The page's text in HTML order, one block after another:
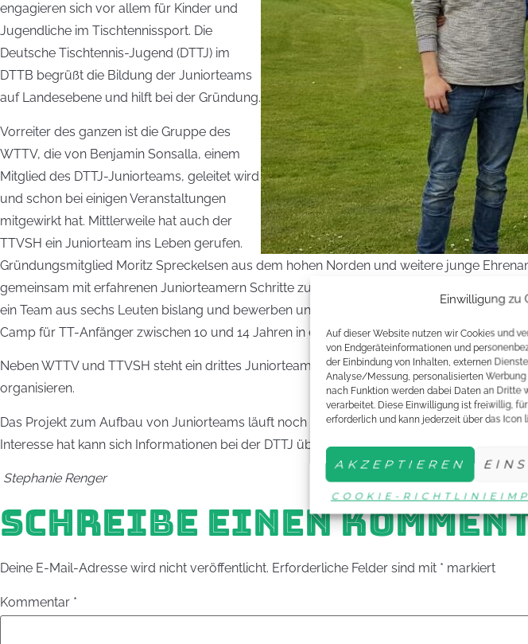
Einwilligung zu
Auf dieser Website nutzen wir Cookies und
von Endgeräteinformationen und
der Einbindung von Inhalten, externen
Analyse/Messung, personalisierten
nach Funktion werden dabei Daten an Dritte
verarbeitet. Diese Einwilligung ist freiwillig,
erforderlich und kann jederzeit über das Icon
AKZEPTIEREN
COOKIE-RICHTLINIE
engagieren sich vor allem für Kinder und
Jugendliche im Tischtennissport. Die
Deutsche Tischtennis-Jugend (DTTJ) im
DTTB begrüßt die Bildung der Juniorteams
auf Landesebene und hilft bei der Gründung.
Vorreiter des ganzen ist die Gruppe des
WTTV, die von Benjamin Sonsalla, einem
Mitglied des DTTJ-Juniorteams, geleitet wird
und schon bei einigen Veranstaltungen
mitgewirkt hat. Mittlerweile hat auch der
TTVSH ein Juniorteam ins Leben gerufen.
Gründungsmitglied Moritz Spreckelsen aus dem hohen Norden und weitere junge
gemeinsam mit erfahrenen Juniorteamern Schritte zu einer erfolgreichen Gründung
ein Team aus sechs Leuten bislang und bewerben unser Juniorteam jetzt auch
Camp für TT-Anfänger zwischen 10 und 14 Jahren in den Sommerferien. Weitere Projekte
Neben WTTV und TTVSH steht ein drittes Juniorteam in den Startlöchern. Die Verbände
organisieren.
Das Projekt zum Aufbau von Juniorteams läuft noch bis Ende des Jahres. Das DTTJ-
Interesse hat kann sich Informationen bei der DTTJ über die Jugendsekretärin Melanie
Stephanie Renger
SCHREIBE EINEN
Deine E-Mail-Adresse wird nicht veröffentlicht. Erforderliche Felder sind mit * markiert
Kommentar *